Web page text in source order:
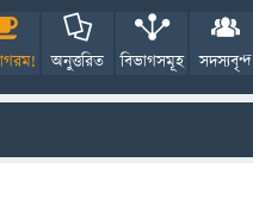
অনুত্তরিত বিভাগসমূহ সদস্যবৃন্দ